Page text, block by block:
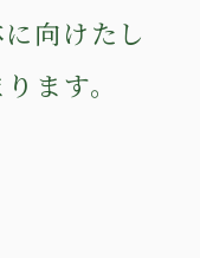
向けたし
ます。